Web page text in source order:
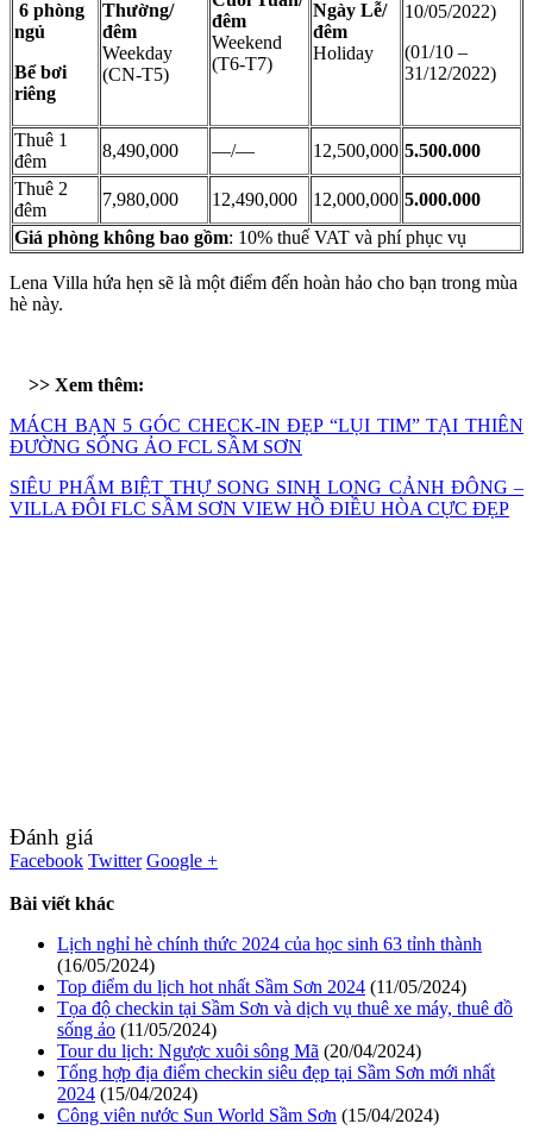
6 phòng
ngủ
Bể bơi
riêng
10/05/2022)
(01/10 –
31/12/2022)
Thường/
đêm
Weekday
(CN-T5)
đêm
Weekend
(T6-T7)
Ngày Lễ/
đêm
Holiday
Thuê 1
đêm
8,490,000 —/— 12,500,000 5.500.000
Thuê 2
đêm
7,980,000 12,490,000 12,000,000 5.000.000
Giá phòng không bao gồm: 10% thuế VAT và phí phục vụ
Lena Villa hứa hẹn sẽ là một điểm đến hoàn hảo cho bạn trong mùa
hè này.
>> Xem thêm:
MÁCH BẠN 5 GÓC CHECK-IN ĐẸP “LỤI TIM” TẠI THIÊN
ĐƯỜNG SỐNG ẢO FCL SẦM SƠN
SIÊU PHẨM BIỆT THỰ SONG SINH LONG CẢNH ĐÔNG –
VILLA ĐÔI FLC SẦM SƠN VIEW HỒ ĐIỀU HÒA CỰC ĐẸP
Đánh giá
Facebook Twitter Google +
Bài viết khác
Lịch nghỉ hè chính thức 2024 của học sinh 63 tỉnh thành
(16/05/2024)
Top điểm du lịch hot nhất Sầm Sơn 2024 (11/05/2024)
Tọa độ checkin tại Sầm Sơn và dịch vụ thuê xe máy, thuê đồ
sống ảo (11/05/2024)
Tour du lịch: Ngược xuôi sông Mã (20/04/2024)
Tổng hợp địa điểm checkin siêu đẹp tại Sầm Sơn mới nhất
2024 (15/04/2024)
Công viên nước Sun World Sầm Sơn (15/04/2024)